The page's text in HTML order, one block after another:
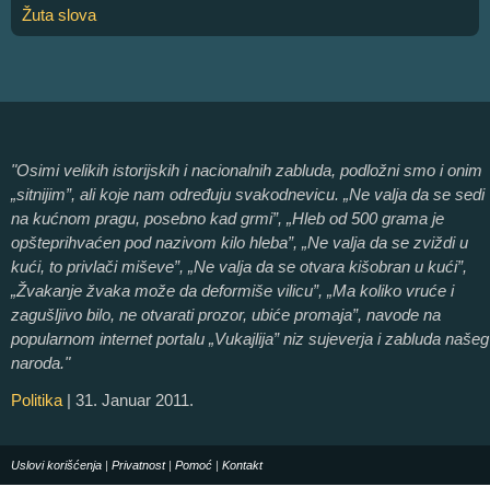
Žuta slova
"Osimi velikih istorijskih i nacionalnih zabluda, podložni smo i onim
„sitnijim”, ali koje nam određuju svakodnevicu. „Ne valja da se sedi
na kućnom pragu, posebno kad grmi”, „Hleb od 500 grama je
opšteprihvaćen pod nazivom kilo hleba”, „Ne valja da se zviždi u
kući, to privlači miševe”, „Ne valja da se otvara kišobran u kući”,
„Žvakanje žvaka može da deformiše vilicu”, „Ma koliko vruće i
zagušljivo bilo, ne otvarati prozor, ubiće promaja”, navode na
popularnom internet portalu „Vukajlija” niz sujeverja i zabluda našeg
naroda."
Politika | 31. Januar 2011.
Uslovi korišćenja | Privatnost| Pomoć | Kontakt